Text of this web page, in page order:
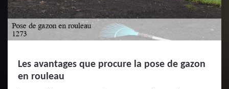
Les avantages que procure la pose de gazon
en rouleau